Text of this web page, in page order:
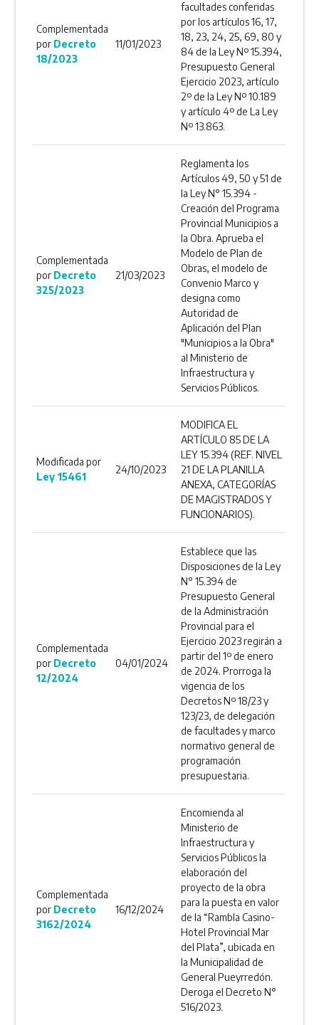
Complementada
por Decreto
18/2023
11/01/2023
facultades conferidas
por los artículos 16, 17,
18, 23, 24, 25, 69, 80 y
84 de la Ley Nº 15.394,
Presupuesto General
Ejercicio 2023, artículo
2º de la Ley Nº 10.189
y artículo 4º de La Ley
Nº 13.863.
Complementada
por Decreto
325/2023
21/03/2023
Reglamenta los
Artículos 49, 50 y 51 de
la Ley N° 15.394 -
Creación del Programa
Provincial Municipios a
la Obra. Aprueba el
Modelo de Plan de
Obras, el modelo de
Convenio Marco y
designa como
Autoridad de
Aplicación del Plan
"Municipios a la Obra"
al Ministerio de
Infraestructura y
Servicios Públicos.
Modificada por
Ley 15461
24/10/2023
MODIFICA EL
ARTÍCULO 85 DE LA
LEY 15.394 (REF. NIVEL
21 DE LA PLANILLA
ANEXA, CATEGORÍAS
DE MAGISTRADOS Y
FUNCIONARIOS).
Complementada
por Decreto
12/2024
04/01/2024
Establece que las
Disposiciones de la Ley
N° 15.394 de
Presupuesto General
de la Administración
Provincial para el
Ejercicio 2023 regirán a
partir del 1º de enero
de 2024. Prorroga la
vigencia de los
Decretos Nº 18/23 y
123/23, de delegación
de facultades y marco
normativo general de
programación
presupuestaria.
Complementada
por Decreto
3162/2024
16/12/2024
Encomienda al
Ministerio de
Infraestructura y
Servicios Públicos la
elaboración del
proyecto de la obra
para la puesta en valor
de la “Rambla Casino-
Hotel Provincial Mar
del Plata”, ubicada en
la Municipalidad de
General Pueyrredón.
Deroga el Decreto N°
516/2023.